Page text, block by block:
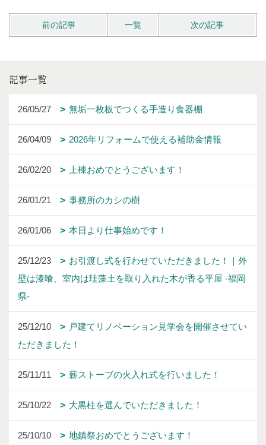
前の記事 一覧 次の記事
記事一覧
26/05/27 無垢一枚板でつくる手造り食器棚
26/04/09 2026年リフォームで使える補助金情報
26/02/20 上棟おめでとうございます！
26/01/21 事務所のカシの樹
26/01/06 本日より仕事始めです！
25/12/23
お引渡し式を行わせていただきました！｜外
壁は漆喰、室内は珪藻土を取り入れた木が香る平屋 -福岡
県-
25/12/10
戸建てリノベーション見学会を開催させてい
ただきました！
25/11/11 薪ストーブの火入れ式を行いました！
25/10/22 大黒柱を選んでいただきました！
25/10/10 地鎮祭おめでとうございます！